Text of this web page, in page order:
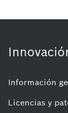
Información
Licencias y